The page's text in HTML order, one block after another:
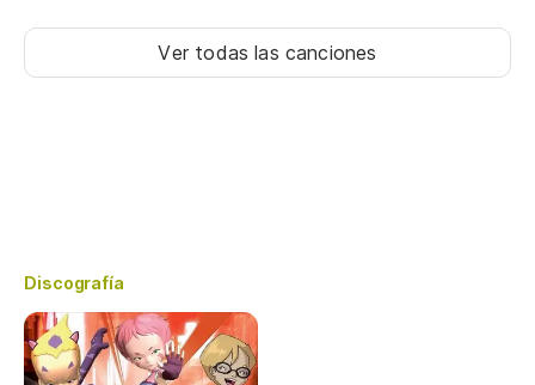
Ver todas las canciones
Discografía